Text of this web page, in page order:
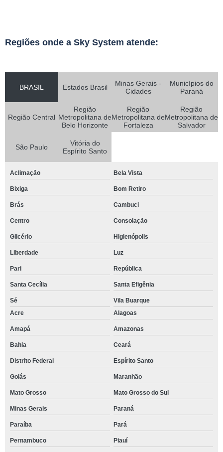
Regiões onde a Sky System atende:
BRASIL Estados Brasil
Minas Gerais -
Cidades
Municípios do
Paraná
Região Central
Região
Metropolitana de
Belo Horizonte
Região
Metropolitana de
Fortaleza
Região
Metropolitana de
Salvador
São Paulo
Vitória do
Espírito Santo
Aclimação Bela Vista
Bixiga Bom Retiro
Brás Cambuci
Centro Consolação
Glicério Higienópolis
Liberdade Luz
Pari República
Santa Cecília Santa Efigênia
Sé
Vila Buarque
Acre
Alagoas
Amapá Amazonas
Bahia Ceará
Distrito Federal Espírito Santo
Goiás Maranhão
Mato Grosso Mato Grosso do Sul
Minas Gerais Paraná
Paraíba Pará
Pernambuco Piauí